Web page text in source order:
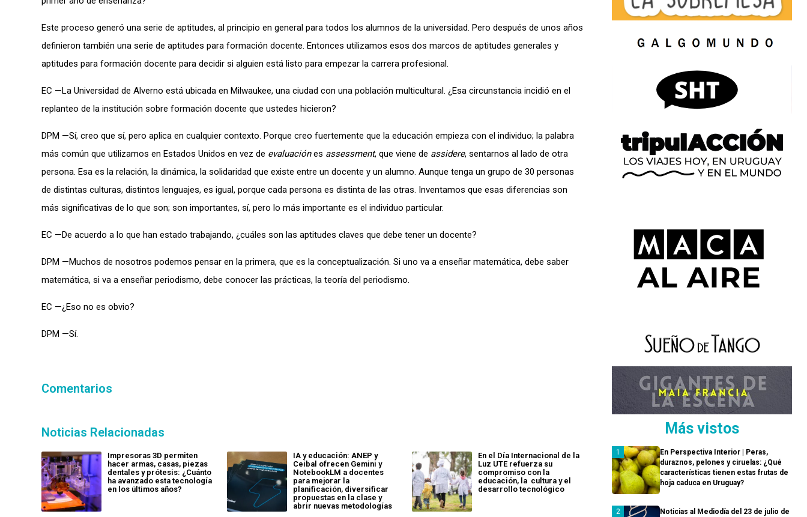
Este proceso generó una serie de aptitudes, al principio en general para todos los alumnos de la universidad. Pero después de unos años
definieron también una serie de aptitudes para formación docente. Entonces utilizamos esos dos marcos de aptitudes generales y
aptitudes para formación docente para decidir si alguien está listo para empezar la carrera profesional.
EC —La Universidad de Alverno está ubicada en Milwaukee, una ciudad con una población multicultural. ¿Esa circunstancia incidió en el
replanteo de la institución sobre formación docente que ustedes hicieron?
DPM —Sí, creo que sí, pero aplica en cualquier contexto. Porque creo fuertemente que la educación empieza con el individuo; la palabra
más común que utilizamos en Estados Unidos en vez de evaluaciónes assessment, que viene de assidere, sentarnos al lado de otra
persona. Esa es la relación, la dinámica, la solidaridad que existe entre un docente y un alumno. Aunque tenga un grupo de 30 personas
de distintas culturas, distintos lenguajes, es igual, porque cada persona es distinta de las otras. Inventamos que esas diferencias son
más significativas de lo que son; son importantes, sí, pero lo más importante es el individuo particular.
EC —De acuerdo a lo que han estado trabajando, ¿cuáles son las aptitudes claves que debe tener un docente?
DPM —Muchos de nosotros podemos pensar en la primera, que es la conceptualización. Si uno va a enseñar matemática, debe saber
matemática, si va a enseñar periodismo, debe conocer las prácticas, la teoría del periodismo.
EC —¿Eso no es obvio?
DPM —Sí.
Comentarios
Noticias Relacionadas
Impresoras 3D permiten
hacer armas, casas, piezas
dentales y prótesis: ¿Cuánto
ha avanzado esta tecnología
en los últimos años?
IA y educación: ANEP y
Ceibal ofrecen Gemini y
NotebookLM a docentes
para mejorar la
planificación, diversificar
propuestas en la clase y
abrir nuevas metodologías
En el Día Internacional de la
Luz UTE refuerza su
compromiso con la
educación, la cultura y el
desarrollo tecnológico
Más vistos
En Perspectiva Interior | Peras,
duraznos, pelones y ciruelas: ¿Qué
características tienen estas frutas de
hoja caduca en Uruguay?
Noticias al Mediodía del 23 de julio de